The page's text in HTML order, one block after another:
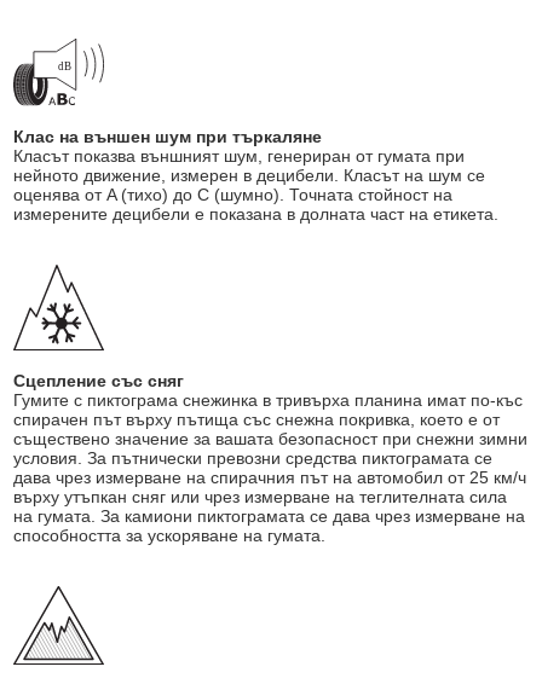
Клас на външен шум при търкаляне
Класът показва външният шум, генериран от гумата при
нейното движение, измерен в децибели. Класът на шум се
оценява от A (тихо) до C (шумно). Точната стойност на
измерените децибели е показана в долната част на етикета.
Сцепление със сняг
Гумите с пиктограма снежинка в тривърха планина имат по-къс
спирачен път върху пътища със снежна покривка, което е от
съществено значение за вашата безопасност при снежни зимни
условия. За пътнически превозни средства пиктограмата се
дава чрез измерване на спирачния път на автомобил от 25 км/ч
върху утъпкан сняг или чрез измерване на теглителната сила
на гумата. За камиони пиктограмата се дава чрез измерване на
способността за ускоряване на гумата.